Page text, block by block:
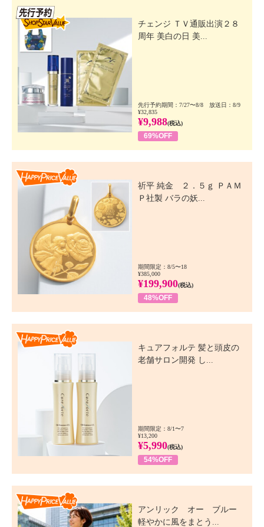
チェンジ ＴＶ通販出演２８
周年 美白の日 美...
先行予約期間：7/27〜8/8 放送日：8/9
¥32,835
¥9,988(税込)
69%OFF
祈平 純金 ２．５ｇ ＰＡＭ
Ｐ社製 バラの妖...
期間限定：8/5〜18
¥385,000
¥199,900(税込)
48%OFF
キュアフォルテ 髪と頭皮の
老舗サロン開発 し...
期間限定：8/1〜7
¥13,200
¥5,990(税込)
54%OFF
アンリック オー ブルー
軽やかに風をまとう...